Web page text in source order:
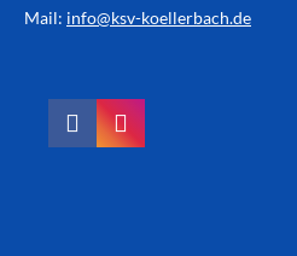
Mail: info@ksv-koellerbach.de